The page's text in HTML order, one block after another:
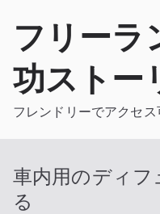
フリーラ
功ストー
フレンドリーでアクセ
車内用のディフ
る